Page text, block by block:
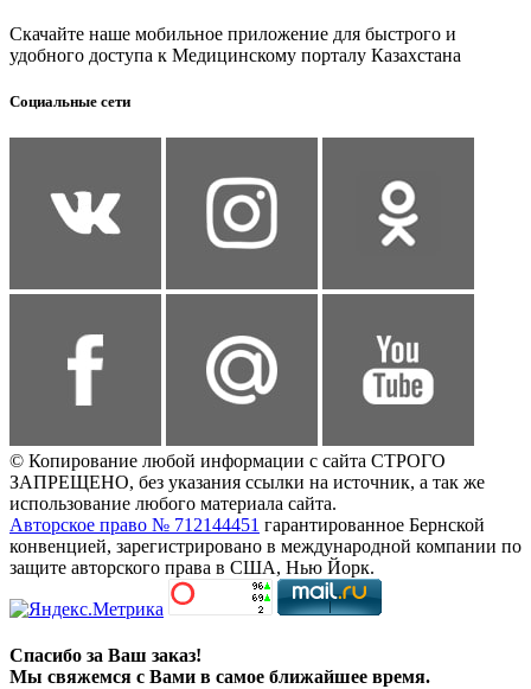
Скачайте наше мобильное приложение для быстрого и
удобного доступа к Медицинскому порталу Казахстана
Социальные сети
© Копирование любой информации с сайта СТРОГО
ЗАПРЕЩЕНО, без указания ссылки на источник, а так же
использование любого материала сайта.
Авторское право № 712144451 гарантированное Бернской
конвенцией, зарегистрировано в международной компании по
защите авторского права в США, Нью Йорк.
Спасибо за Ваш заказ!
Мы свяжемся с Вами в самое ближайшее время.